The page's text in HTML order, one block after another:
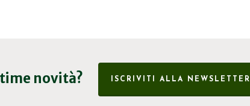
novità? ISCRIVITI ALLA NEWSLETTER